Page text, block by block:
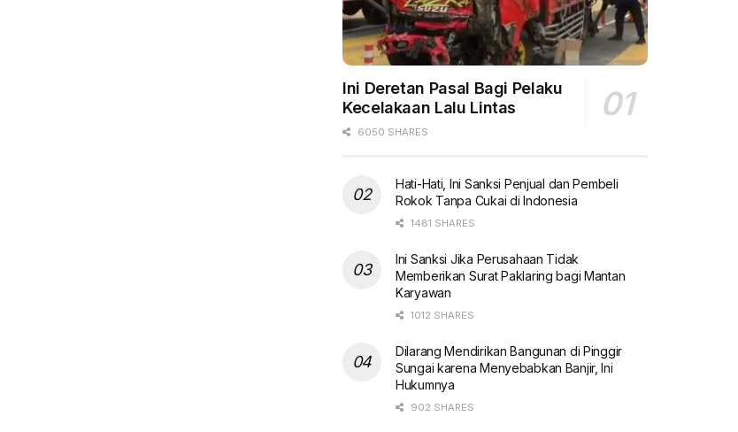
Ini Deretan Pasal Bagi Pelaku
Kecelakaan Lalu Lintas
6050 SHARES
Hati-Hati, Ini Sanksi Penjual dan Pembeli
Rokok Tanpa Cukai di Indonesia
1481 SHARES
Ini Sanksi Jika Perusahaan Tidak
Memberikan Surat Paklaring bagi Mantan
Karyawan
1012 SHARES
Dilarang Mendirikan Bangunan di Pinggir
Sungai karena Menyebabkan Banjir, Ini
Hukumnya
902 SHARES